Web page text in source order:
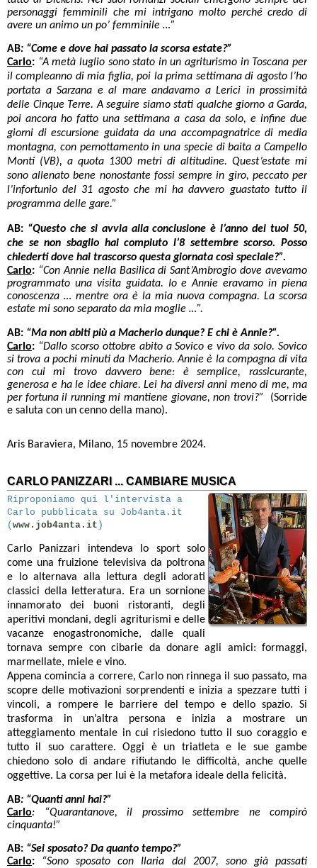
personaggi femminili che mi intrigano molto perché credo di
avere un animo un po’ femminile …”
AB: “Come e dove hai passato la scorsa estate?”
Carlo: “A metà luglio sono stato in un agriturismo in Toscana per
il compleanno di mia figlia, poi la prima settimana di agosto l’ho
portata a Sarzana e al mare andavamo a Lerici in prossimità
delle Cinque Terre. A seguire siamo stati qualche giorno a Garda,
poi ancora ho fatto una settimana a casa da solo, e infine due
giorni di escursione guidata da una accompagnatrice di media
montagna, con pernottamento in una specie di baita a Campello
Monti (VB), a quota 1300 metri di altitudine. Quest’estate mi
sono allenato bene nonostante fossi sempre in giro, peccato per
l’infortunio del 31 agosto che mi ha davvero guastato tutto il
programma delle gare.”
AB: “Questo che si avvia alla conclusione è l’anno dei tuoi 50,
che se non sbaglio hai compiuto l’8 settembre scorso. Posso
chiederti dove hai trascorso questa giornata così speciale?”.
Carlo: “Con Annie nella Basilica di Sant’Ambrogio dove avevamo
programmato una visita guidata. Io e Annie eravamo in piena
conoscenza … mentre ora è la mia nuova compagna. La scorsa
estate mi sono separato da mia moglie …”.
AB: “Ma non abiti più a Macherio dunque? E chi è Annie?”.
Carlo: “Dallo scorso ottobre abito a Sovico e vivo da solo. Sovico
si trova a pochi minuti da Macherio. Annie è la compagna di vita
con cui mi trovo davvero bene: è semplice, rassicurante,
generosa e ha le idee chiare. Lei ha diversi anni meno di me, ma
per fortuna il running mi mantiene giovane, non trovi?” (Sorride
e saluta con un cenno della mano).
Aris Baraviera, Milano, 15 novembre 2024.
CARLO PANIZZARI ... CAMBIARE MUSICA
Riproponiamo qui l'intervista a
Carlo pubblicata su Job4anta.it
( www.job4anta.it )
Carlo Panizzari intendeva lo sport solo
come una fruizione televisiva da poltrona
e lo alternava alla lettura degli adorati
classici della letteratura. Era un sornione
innamorato dei buoni ristoranti, degli
aperitivi mondani, degli agriturismi e delle
vacanze enogastronomiche, dalle quali
tornava sempre con cibarie da donare agli amici: formaggi,
marmellate, miele e vino.
Appena comincia a correre, Carlo non rinnega il suo passato, ma
scopre delle motivazioni sorprendenti e inizia a spezzare tutti i
vincoli, a rompere le barriere del tempo e dello spazio. Si
trasforma in un’altra persona e inizia a mostrare un
atteggiamento mentale in cui risiedono tutto il suo coraggio e
tutto il suo carattere. Oggi è un triatleta e le sue gambe
chiedono solo di andare rifiutando le difficoltà, anche quelle
oggettive. La corsa per lui è la metafora ideale della felicità.
AB: “Quanti anni hai?”
Carlo: “Quarantanove, il prossimo settembre ne compirò
cinquanta!”
AB: “Sei sposato? Da quanto tempo?”
Carlo:
“Sono sposato con Ilaria dal 2007, sono già passati